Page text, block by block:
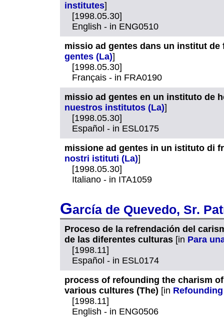
institutes]
[1998.05.30]
English - in ENG0510
missio ad gentes dans un institut de
gentes (La)]
[1998.05.30]
Français - in FRA0190
missio ad gentes en un instituto de
nuestros institutos (La)]
[1998.05.30]
Español - in ESL0175
missione ad gentes in un istituto di
nostri istituti (La)]
[1998.05.30]
Italiano - in ITA1059
García de Quevedo, Sr.
Proceso de la refrendación del
de las diferentes culturas [in Para
[1998.11]
Español - in ESL0174
process of refounding the charism
various cultures (The) [in
[1998.11]
English - in ENG0506